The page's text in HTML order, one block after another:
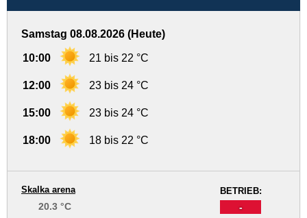
Samstag 08.08.2026 (Heute)
10:00 21 bis 22 °C
12:00 23 bis 24 °C
15:00 23 bis 24 °C
18:00 18 bis 22 °C
BETRIEB:
-
Skalka arena
20.3 °C